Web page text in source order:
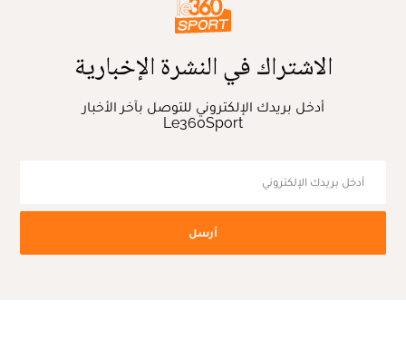
الاشتراك في النشرة الإخبارية
أدخل بريدك الإلكتروني للتوصل بآخر الأخبار
Le360Sport
أرسل